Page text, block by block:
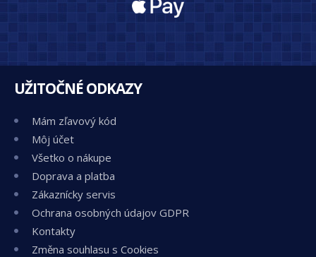
UŽITOČNÉ ODKAZY
Mám zľavový kód
Môj účet
Všetko o nákupe
Doprava a platba
Zákaznícky servis
Ochrana osobných údajov GDPR
Kontakty
Změna souhlasu s Cookies